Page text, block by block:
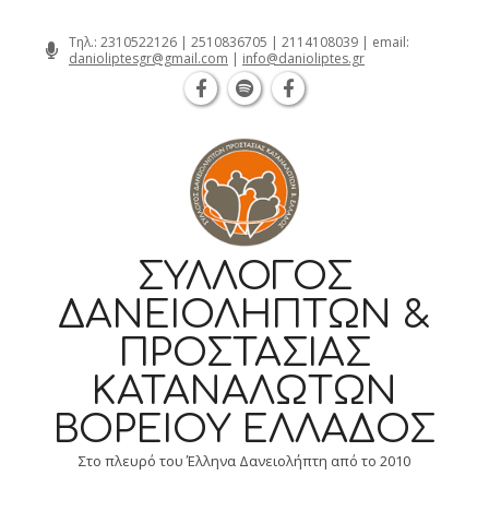
Τηλ.: 2310522126 | 2510836705 | 2114108039 | email:
danioliptesgr@gmail.com | info@danioliptes.gr
ΣΎΛΛΟΓΟΣ
ΔΑΝΕΙΟΛΗΠΤΏΝ &
ΠΡΟΣΤΑΣΊΑΣ
ΚΑΤΑΝΑΛΩΤΏΝ
ΒΟΡΕΊΟΥ ΕΛΛΆΔΟΣ
Στο πλευρό του Έλληνα Δανειολήπτη από το 2010